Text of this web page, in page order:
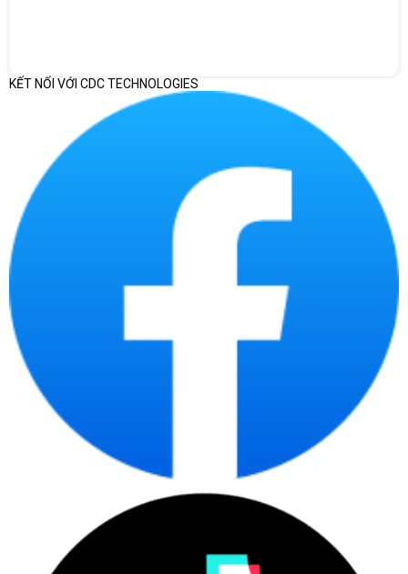
SolidWorks, 3ds Max, Adobe Premiere, After Effects…
Cấu hình này giúp Precision T3680 đáp ứng tốt nhu cầu từ
render 3D, dựng phim, thiết kế kỹ thuật cho tới chạy mô phỏng
phức tạp.
Cấu hình chi tiết Dell Precision T3680 71062658
CPU: Intel Core i9-14900 (24 nhân, 32 luồng, tối đa
Ổ cứng: 256GB SSD NVMe PCIe + 2TB HDD
Card đồ họa: Nvidia T1000 8GB GDDR6 (chuyên
Kết nối: USB-C, USB-A, HDMI, DisplayPort, LAN RJ-
Kích thước: Tower (Mid-size), dễ nâng cấp linh kiện
Hệ điều hành: FreeDOS (hỗ trợ cài đặt Windows 11
Pro hoặc Linux tùy nhu cầu)
KẾT NỐI VỚI CDC TECHNOLOGIES